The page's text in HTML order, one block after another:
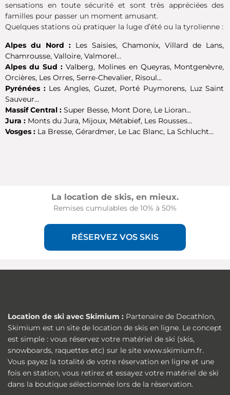
sensations en toute sécurité et sont très appréciées des
familles pour passer un moment amusant.
Quelques stations où pratiquer la luge d’été ou la tyrolienne :
Alpes du Nord : Les Saisies, Chamonix, Villard de Lans,
Chamrousse, Valloire, Valmorel…
Alpes du Sud : Valberg, Molines en Queyras, Montgenèvre,
Orcières, Les Orres, Serre-Chevalier, Risoul…
Pyrénées : Les Angles, Guzet, Porté Puymorens, Luz Saint
Sauveur…
Massif Central : Super Besse, Mont Dore, Le Lioran…
Jura : Monts du Jura, Mijoux, Métabief, Les Rousses…
Vosges : La Bresse, Gérardmer, Le Lac Blanc, La Schlucht…
La location de skis, en mieux.
Remises cumulables de 10% à 50%
RÉSERVEZ VOS SKIS
Location de ski avec Skimium : Partenaire de Decathlon,
Skimium est un site de location de skis en ligne. Le concept
est simple : vous réservez votre matériel de ski (skis,
snowboards, raquettes etc) sur le site www.skimium.fr.
Vous payez la totalité de votre réservation en ligne et une
fois en station, vous retirez et essayez votre matériel de ski
dans la boutique sélectionnée lors de la réservation.